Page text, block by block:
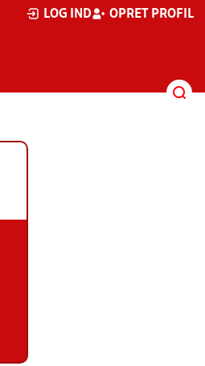
LOG IND OPRET PROFIL